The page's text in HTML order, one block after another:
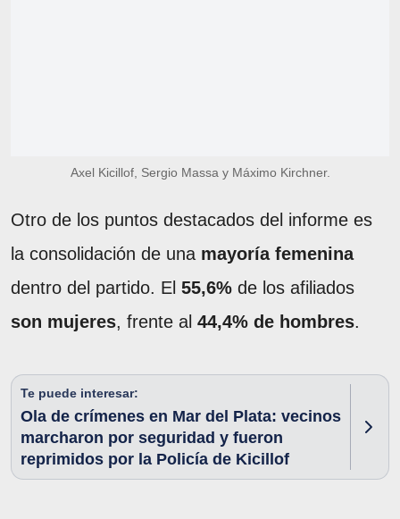
Axel Kicillof, Sergio Massa y Máximo Kirchner.
Otro de los puntos destacados del informe es
la consolidación de una mayoría femenina
dentro del partido. El 55,6% de los afiliados
son mujeres, frente al 44,4% de hombres.
Te puede interesar:
Ola de crímenes en Mar del Plata: vecinos
marcharon por seguridad y fueron
reprimidos por la Policía de Kicillof